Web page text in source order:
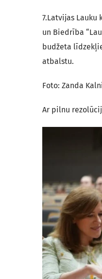
7.Latvijas
un Biedrība
budžeta
atbalstu.
Foto: Zanda
Ar pilnu